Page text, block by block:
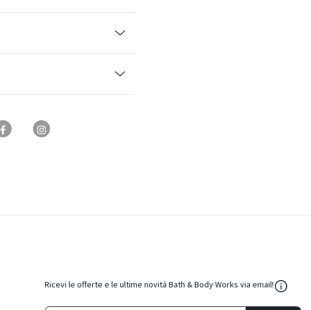
Ricevi le offerte e le ultime novità Bath & Body Works via email!